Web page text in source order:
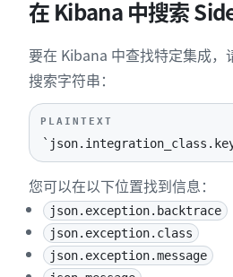
在 Kibana 中搜索
要在 Kibana 中查找特定集成，
搜索字符串：
PLAINTEXT
您可以在以下位置找到信息：
json.exception.backtrace
json.exception.class
json.exception.message